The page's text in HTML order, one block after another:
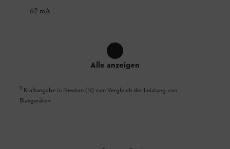
62 m/s
Alle anzeigen
1) Kraftangabe in Newton (N) zum Vergleich der Leistung von
Blasgeräten